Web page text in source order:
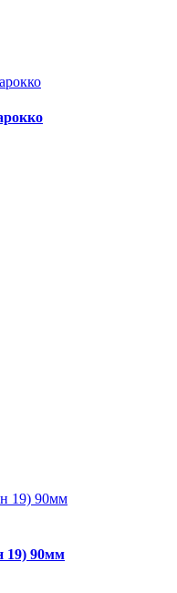
19) 90мм